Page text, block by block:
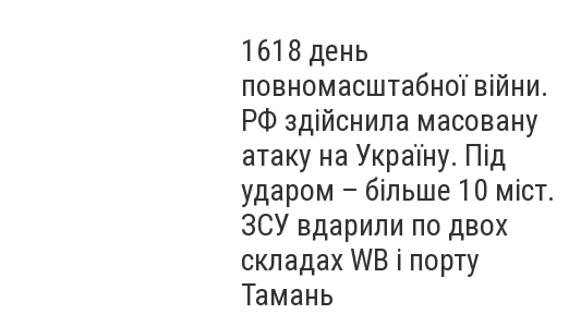
1618 день
повномасштабної війни.
РФ здійснила масовану
атаку на Україну. Під
ударом – більше 10 міст.
ЗСУ вдарили по двох
складах WB і порту
Тамань